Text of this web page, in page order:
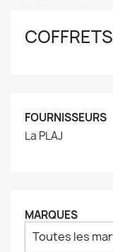
FOURNISSEURS
La PLAJ
MARQUES
Toutes les